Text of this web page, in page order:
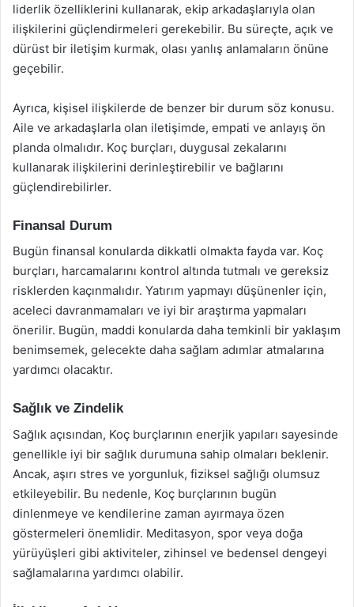
liderlik özelliklerini kullanarak, ekip arkadaşlarıyla olan
ilişkilerini güçlendirmeleri gerekebilir. Bu süreçte, açık ve
dürüst bir iletişim kurmak, olası yanlış anlamaların önüne
geçebilir.
Ayrıca, kişisel ilişkilerde de benzer bir durum söz konusu.
Aile ve arkadaşlarla olan iletişimde, empati ve anlayış ön
planda olmalıdır. Koç burçları, duygusal zekalarını
kullanarak ilişkilerini derinleştirebilir ve bağlarını
güçlendirebilirler.
Finansal Durum
Bugün finansal konularda dikkatli olmakta fayda var. Koç
burçları, harcamalarını kontrol altında tutmalı ve gereksiz
risklerden kaçınmalıdır. Yatırım yapmayı düşünenler için,
aceleci davranmamaları ve iyi bir araştırma yapmaları
önerilir. Bugün, maddi konularda daha temkinli bir yaklaşım
benimsemek, gelecekte daha sağlam adımlar atmalarına
yardımcı olacaktır.
Sağlık ve Zindelik
Sağlık açısından, Koç burçlarının enerjik yapıları sayesinde
genellikle iyi bir sağlık durumuna sahip olmaları beklenir.
Ancak, aşırı stres ve yorgunluk, fiziksel sağlığı olumsuz
etkileyebilir. Bu nedenle, Koç burçlarının bugün
dinlenmeye ve kendilerine zaman ayırmaya özen
göstermeleri önemlidir. Meditasyon, spor veya doğa
yürüyüşleri gibi aktiviteler, zihinsel ve bedensel dengeyi
sağlamalarına yardımcı olabilir.